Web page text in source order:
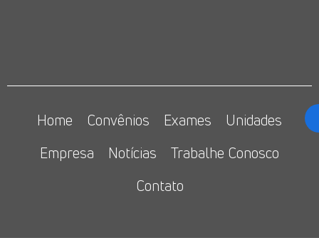
Home Convênios Exames
Unidades
Empresa
Notícias
Trabalhe Conosco
Contato